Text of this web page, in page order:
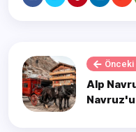
Önceki
Alp